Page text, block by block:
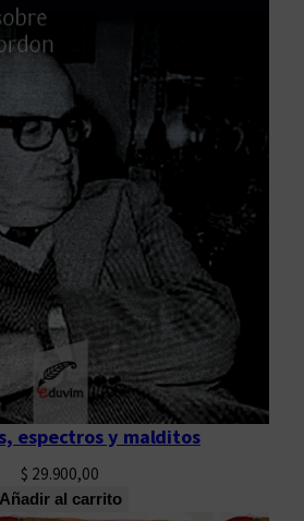
espectros y malditos
$ 29.900,00
Añadir al carrito